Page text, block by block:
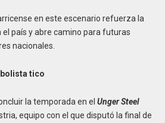
en este escenario refuerza la
país y abre camino para futuras
nacionales.
tico
la temporada en el Unger Steel
equipo con el que disputó la final de